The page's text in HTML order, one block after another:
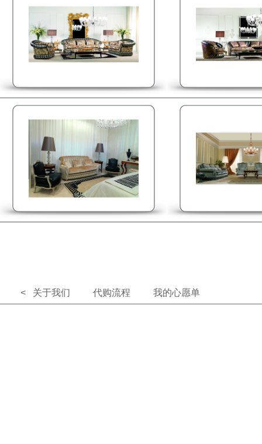
< 关于我们 代购流程 我的心愿单